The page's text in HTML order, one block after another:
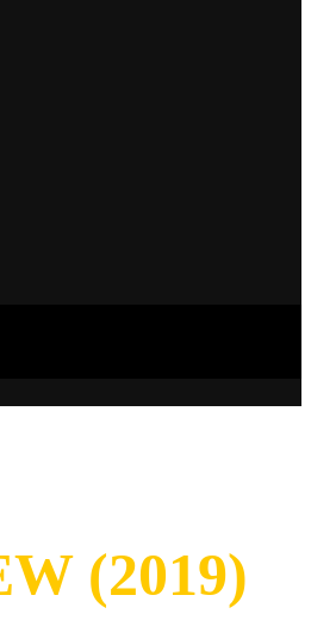
(2019)